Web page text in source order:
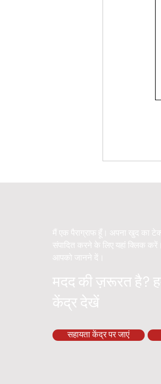
मैं एक पैराग्राफ हूँ। अपना खुद का
संपादित करने के लिए यहां क्लिक
आपको जानने दें।
मदद की ज़रूरत है?
केंद्र देखें
सहायता केंद्र पर जाएं